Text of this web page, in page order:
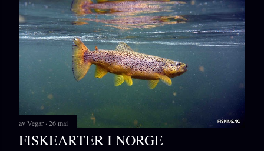
avVegar 26 mai
FISKEARTER I NORGE